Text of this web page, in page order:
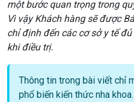
một bước quan trọng trong
Vì vậy Khách hàng sẽ được
chỉ định đến các cơ sở y tế
khi điều trị.
Thông tin trong bài viết chỉ
phổ biến kiến thức nha